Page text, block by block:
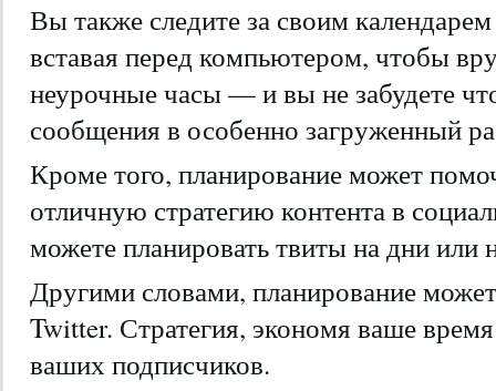
Вы также следите за своим
вставая перед компьютером, чтобы
неурочные часы — и вы не забудете
сообщения в особенно загруженный
Кроме того, планирование может
отличную стратегию контента в
можете планировать твиты на дни или
Другими словами, планирование
Twitter. Стратегия, экономя ваше
ваших подписчиков.